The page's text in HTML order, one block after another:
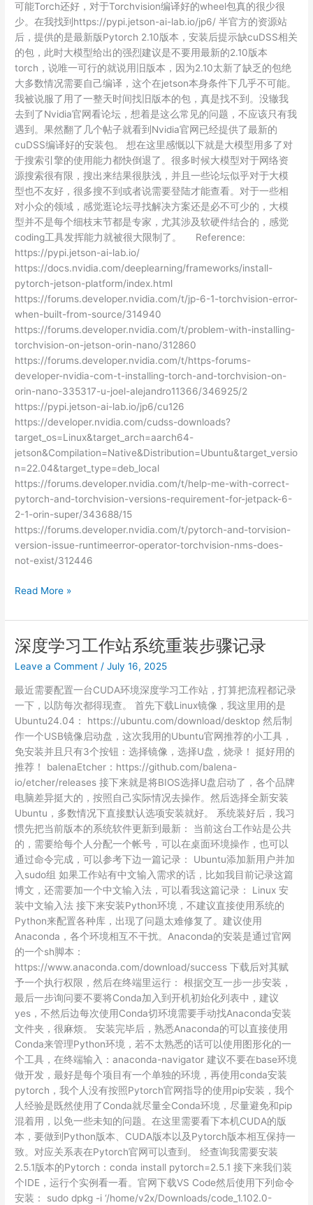
可能Torch还好，对于Torchvision编译好的wheel包真的很少很
少。在我找到https://pypi.jetson-ai-lab.io/jp6/ 半官方的资源站
后，提供的是最新版Pytorch 2.10版本，安装后提示缺cuDSS相关
的包，此时大模型给出的强烈建议是不要用最新的2.10版本
torch，说唯一可行的就说用旧版本，因为2.10太新了缺乏的包绝
大多数情况需要自己编译，这个在jetson本身条件下几乎不可能。
我被说服了用了一整天时间找旧版本的包，真是找不到。没辙我
去到了Nvidia官网看论坛，想着是这么常见的问题，不应该只有我
遇到。果然翻了几个帖子就看到Nvidia官网已经提供了最新的
cuDSS编译好的安装包。 想在这里感慨以下就是大模型用多了对
于搜索引擎的使用能力都快倒退了。很多时候大模型对于网络资
源搜索很有限，搜出来结果很肤浅，并且一些论坛似乎对于大模
型也不友好，很多搜不到或者说需要登陆才能查看。对于一些相
对小众的领域，感觉逛论坛寻找解决方案还是必不可少的，大模
型并不是每个细枝末节都是专家，尤其涉及软硬件结合的，感觉
coding工具发挥能力就被很大限制了。 Reference:
https://pypi.jetson-ai-lab.io/
https://docs.nvidia.com/deeplearning/frameworks/install-
pytorch-jetson-platform/index.html
https://forums.developer.nvidia.com/t/jp-6-1-torchvision-error-
when-built-from-source/314940
https://forums.developer.nvidia.com/t/problem-with-installing-
torchvision-on-jetson-orin-nano/312860
https://forums.developer.nvidia.com/t/https-forums-
developer-nvidia-com-t-installing-torch-and-torchvision-on-
orin-nano-335317-u-joel-alejandro11366/346925/2
https://pypi.jetson-ai-lab.io/jp6/cu126
https://developer.nvidia.com/cudss-downloads?
target_os=Linux&target_arch=aarch64-
jetson&Compilation=Native&Distribution=Ubuntu&target_versio
n=22.04&target_type=deb_local
https://forums.developer.nvidia.com/t/help-me-with-correct-
pytorch-and-torchvision-versions-requirement-for-jetpack-6-
2-1-orin-super/343688/15
https://forums.developer.nvidia.com/t/pytorch-and-torvision-
version-issue-runtimeerror-operator-torchvision-nms-does-
not-exist/312446
Jetson
Nano
安
装
Pytorch
环
Read More »
深度学习工作站系统重装步骤记录
Leave a Comment /July 16, 2025
最近需要配置一台CUDA环境深度学习工作站，打算把流程都记录
一下，以防每次都得现查。 首先下载Linux镜像，我这里用的是
Ubuntu24.04： https://ubuntu.com/download/desktop 然后制
作一个USB镜像启动盘，这次我用的Ubuntu官网推荐的小工具，
免安装并且只有3个按钮：选择镜像，选择U盘，烧录！ 挺好用的
推荐！ balenaEtcher：https://github.com/balena-
io/etcher/releases 接下来就是将BIOS选择U盘启动了，各个品牌
电脑差异挺大的，按照自己实际情况去操作。然后选择全新安装
Ubuntu，多数情况下直接默认选项安装就好。 系统装好后，我习
惯先把当前版本的系统软件更新到最新： 当前这台工作站是公共
的，需要给每个人分配一个帐号，可以在桌面环境操作，也可以
通过命令完成，可以参考下边一篇记录： Ubuntu添加新用户并加
入sudo组 如果工作站有中文输入需求的话，比如我目前记录这篇
博文，还需要加一个中文输入法，可以看我这篇记录： Linux 安
装中文输入法 接下来安装Python环境，不建议直接使用系统的
Python来配置各种库，出现了问题太难修复了。建议使用
Anaconda，各个环境相互不干扰。Anaconda的安装是通过官网
的一个sh脚本：
https://www.anaconda.com/download/success 下载后对其赋
予一个执行权限，然后在终端里运行： 根据交互一步一步安装，
最后一步询问要不要将Conda加入到开机初始化列表中，建议
yes，不然后边每次使用Conda切环境需要手动找Anaconda安装
文件夹，很麻烦。 安装完毕后，熟悉Anaconda的可以直接使用
Conda来管理Python环境，若不太熟悉的话可以使用图形化的一
个工具，在终端输入：anaconda-navigator 建议不要在base环境
做开发，最好是每个项目有一个单独的环境，再使用conda安装
pytorch，我个人没有按照Pytorch官网指导的使用pip安装，我个
人经验是既然使用了Conda就尽量全Conda环境，尽量避免和pip
混着用，以免一些未知的问题。在这里需要看下本机CUDA的版
本，要做到Python版本、CUDA版本以及Pytorch版本相互保持一
致。对应关系表在Pytorch官网可以查到。 经查询我需要安装
2.5.1版本的Pytorch：conda install pytorch=2.5.1 接下来我们装
个IDE，运行个实例看一看。官网下载VS Code然后使用下列命令
安装： sudo dpkg -i ‘/home/v2x/Downloads/code_1.102.0-